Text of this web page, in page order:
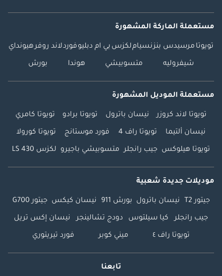
مستعملة الماركة المشهورة
تويوتا مرسيدس بنزنسياملكزس بي ام دبليوفوردلاند روفرهيونداي
شيفروليه متسوبيشي هوندا بورش
مستعملة الموديل المشهورة
تويوتا لاند كروزر نيسان باترول تويوتا برادو تويوتا كامري
نيسان ألتيما تويوتا راف 4 فورد موستانج تويوتا كورولا
تويوتا هيلوكس جيب رانجلر متسوبيشي باجيرو لكزس LS 430
موديلات جديدة شعبية
جيتور T2 نيسان باترول بورش 911 نيسان كيكس جيتور G700
جيب رانجلر كيا سيلتوس دودج تشالينجر نيسان إكس تريل
تويوتا راف ٤ ميني كوبر فورد تيريتوري
تابعنا